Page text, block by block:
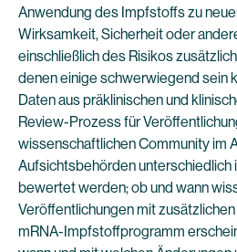
Anwendung des Impfstoffs zu
Wirksamkeit, Sicherheit oder
einschließlich des Risikos
denen einige schwerwiegend sein
Daten aus präklinischen und
Review-Prozess für
wissenschaftlichen Community im
Aufsichtsbehörden unterschiedlich
bewertet werden; ob und wann
Veröffentlichungen mit
mRNA-Impfstoffprogramm